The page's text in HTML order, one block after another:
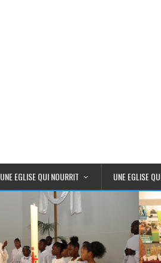
UNE EGLISE QUI NOURRIT UNE EGLISE